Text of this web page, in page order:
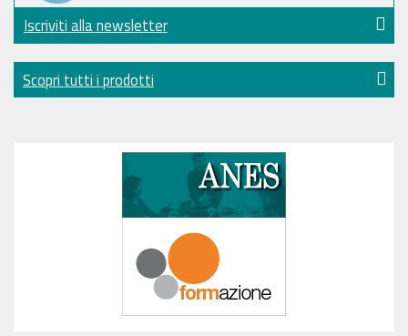
Iscriviti alla newsletter
Scopri tutti i prodotti